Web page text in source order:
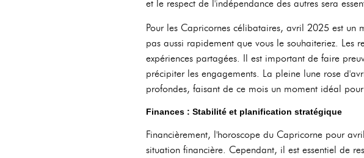
et le respect de l'indépendance des autres sera
Pour les Capricornes célibataires, avril 2025 est un
pas aussi rapidement que vous le souhaiteriez. Les
expériences partagées. Il est important de faire
précipiter les engagements. La pleine lune rose
profondes, faisant de ce mois un moment idéal
Finances : Stabilité et planification stratégique
Financièrement, l'horoscope du Capricorne pour
situation financière. Cependant, il est essentiel de